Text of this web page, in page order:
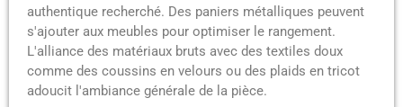
authentique recherché. Des paniers métalliques peuvent
s'ajouter aux meubles pour optimiser le rangement.
L'alliance des matériaux bruts avec des textiles doux
comme des coussins en velours ou des plaids en tricot
adoucit l'ambiance générale de la pièce.